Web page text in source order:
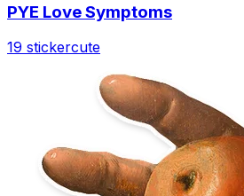
PYE Love Symptoms
19 stickercute